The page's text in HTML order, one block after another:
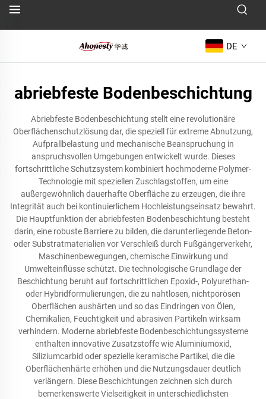
DE
abriebfeste Bodenbeschichtung
Abriebfeste Bodenbeschichtung stellt eine revolutionäre
Oberflächenschutzlösung dar, die speziell für extreme Abnutzung,
Aufprallbelastung und mechanische Beanspruchung in
anspruchsvollen Umgebungen entwickelt wurde. Dieses
fortschrittliche Schutzsystem kombiniert hochmoderne Polymer-
Technologie mit speziellen Zuschlagstoffen, um eine
außergewöhnlich dauerhafte Oberfläche zu erzeugen, die ihre
Integrität auch bei kontinuierlichem Hochleistungseinsatz bewahrt.
Die Hauptfunktion der abriebfesten Bodenbeschichtung besteht
darin, eine robuste Barriere zu bilden, die darunterliegende Beton-
oder Substratmaterialien vor Verschleiß durch Fußgängerverkehr,
Maschinenbewegungen, chemische Einwirkung und
Umwelteinflüsse schützt. Die technologische Grundlage der
Beschichtung beruht auf fortschrittlichen Epoxid-, Polyurethan-
oder Hybridformulierungen, die zu nahtlosen, nichtporösen
Oberflächen aushärten und so das Eindringen von Ölen,
Chemikalien, Feuchtigkeit und abrasiven Partikeln wirksam
verhindern. Moderne abriebfeste Bodenbeschichtungssysteme
enthalten innovative Zusatzstoffe wie Aluminiumoxid,
Siliziumcarbid oder spezielle keramische Partikel, die die
Oberflächenhärte erhöhen und die Nutzungsdauer deutlich
verlängern. Diese Beschichtungen zeichnen sich durch
bemerkenswerte Vielseitigkeit in unterschiedlichsten